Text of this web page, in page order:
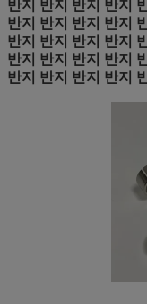
반지 반지 반지 반지
반지 반지 반지 반지
반지 반지 반지 반지
반지 반지 반지 반지